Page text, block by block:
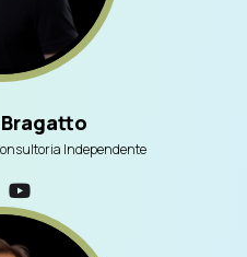
Independente